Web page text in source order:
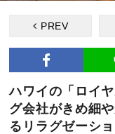
PREV
ハワイの「ロイ
グ会社がきめ細
るリラグゼーシ